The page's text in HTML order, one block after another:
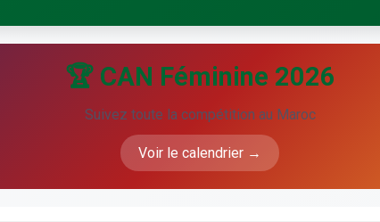
🏆 CAN Féminine 2026
Suivez toute la compétition au Maroc
Voir le calendrier →